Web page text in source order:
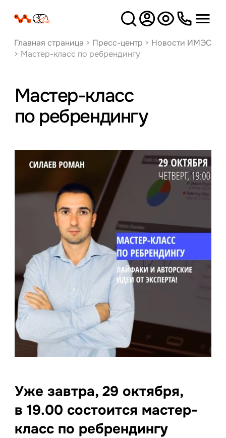
Версия
для слабовидящих
Главная страница > Пресс-центр > Новости ИМЭС
> Мастер-класс по ребрендингу
Мастер-класс
по ребрендингу
Уже завтра, 29 октября,
в 19.00 состоится мастер-
класс по ребрендингу